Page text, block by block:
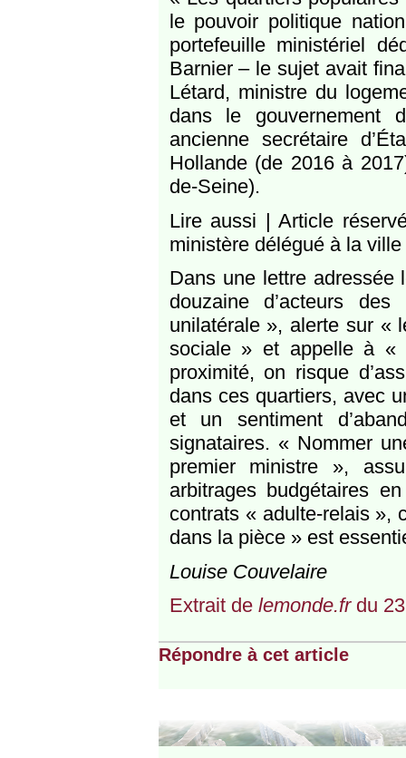
le pouvoir politique
portefeuille ministériel
Barnier – le sujet avait
Létard, ministre du
dans le gouvernement
ancienne secrétaire
Hollande (de 2016 à
de-Seine).
Lire aussi | Article
ministère délégué à la
Dans une lettre adressée
douzaine d’acteurs
unilatérale », alerte sur «
sociale » et appelle à «
proximité, on risque
dans ces quartiers, avec
et un sentiment
signataires. « Nommer
premier ministre »,
arbitrages budgétaires
contrats « adulte-relais »,
dans la pièce » est
Louise Couvelaire
Extrait de lemonde.frdu
Répondre à cet article